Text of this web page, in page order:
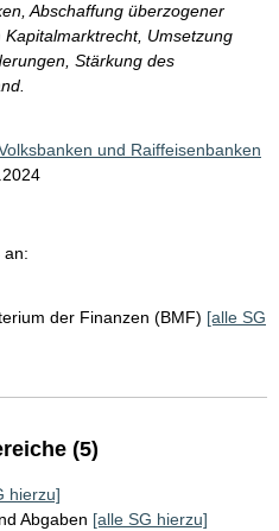
Abschaffung überzogener
Umsetzung
Stärkung des
und Raiffeisenbanken
an:
der Finanzen (BMF) [alle SG
(5)
hierzu]
Abgaben [alle SG hierzu]